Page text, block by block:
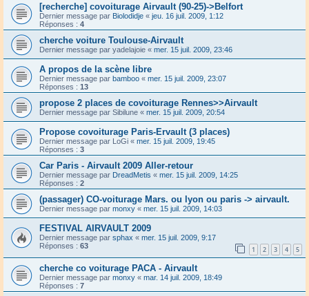
[recherche] covoiturage Airvault (90-25)->Belfort
Dernier message par Biolodidje « jeu. 16 juil. 2009, 1:12
Réponses : 4
cherche voiture Toulouse-Airvault
Dernier message par yadelajoie « mer. 15 juil. 2009, 23:46
A propos de la scène libre
Dernier message par bamboo « mer. 15 juil. 2009, 23:07
Réponses : 13
propose 2 places de covoiturage Rennes>>Airvault
Dernier message par Sibilune « mer. 15 juil. 2009, 20:54
Propose covoiturage Paris-Ervault (3 places)
Dernier message par LoGi « mer. 15 juil. 2009, 19:45
Réponses : 3
Car Paris - Airvault 2009 Aller-retour
Dernier message par DreadMetis « mer. 15 juil. 2009, 14:25
Réponses : 2
(passager) CO-voiturage Mars. ou lyon ou paris -> airvault.
Dernier message par monxy « mer. 15 juil. 2009, 14:03
FESTIVAL AIRVAULT 2009
Dernier message par sphax « mer. 15 juil. 2009, 9:17
Réponses : 63 1 2 3 4 5
cherche co voiturage PACA - Airvault
Dernier message par monxy « mar. 14 juil. 2009, 18:49
Réponses : 7